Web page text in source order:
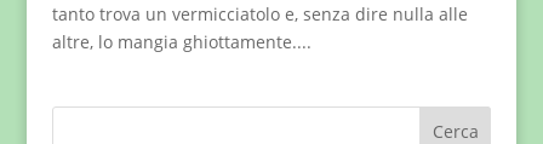
tanto trova un vermicciatolo e, senza dire nulla alle
altre, lo mangia ghiottamente....
Cerca